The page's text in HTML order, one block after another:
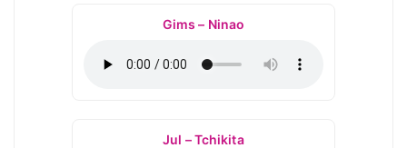
Gims – Ninao
Jul – Tchikita